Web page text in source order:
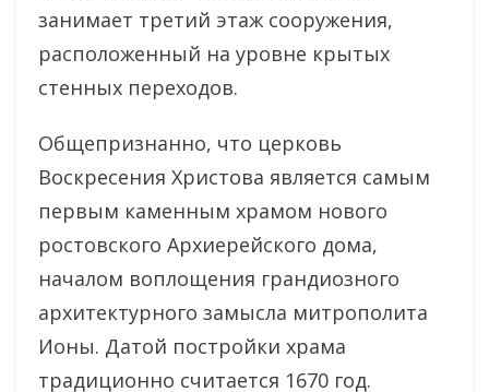
занимает третий этаж сооружения,
расположенный на уровне крытых
стенных переходов.
Общепризнанно, что церковь
Воскресения Христова является самым
первым каменным храмом нового
ростовского Архиерейского дома,
началом воплощения грандиозного
архитектурного замысла митрополита
Ионы. Датой постройки храма
традиционно считается 1670 год.